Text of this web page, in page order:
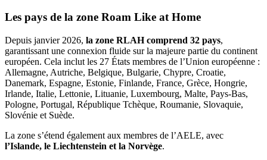
Les pays de la zone Roam Like at Home
Depuis janvier 2026, la zone RLAH comprend 32 pays,
garantissant une connexion fluide sur la majeure partie du continent
européen. Cela inclut les 27 États membres de l’Union européenne :
Allemagne, Autriche, Belgique, Bulgarie, Chypre, Croatie,
Danemark, Espagne, Estonie, Finlande, France, Grèce, Hongrie,
Irlande, Italie, Lettonie, Lituanie, Luxembourg, Malte, Pays-Bas,
Pologne, Portugal, République Tchèque, Roumanie, Slovaquie,
Slovénie et Suède.
La zone s’étend également aux membres de l’AELE, avec
l’Islande, le Liechtenstein et la Norvège.